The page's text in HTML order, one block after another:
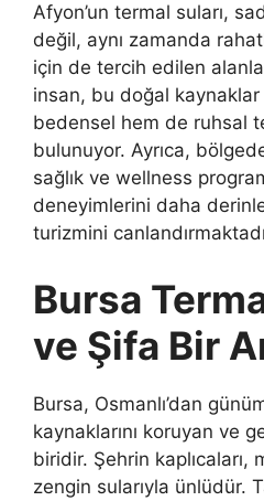
Afyon’un termal suları,
değil, aynı zamanda
için de tercih edilen
insan, bu doğal
bedensel hem de ruhsal
bulunuyor. Ayrıca,
sağlık ve wellness
deneyimlerini daha
turizmini
Bursa
ve Şifa Bir
Bursa, Osmanlı’dan
kaynaklarını koruyan ve
biridir. Şehrin kaplıcaları,
zengin sularıyla ünlüdür.